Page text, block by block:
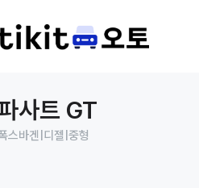
사트 GT
스바겐 디젤 중형